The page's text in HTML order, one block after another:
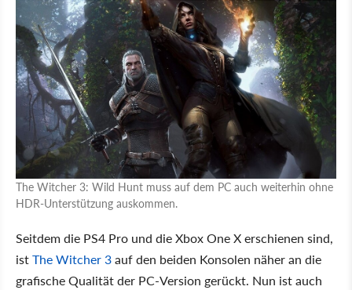
The Witcher 3: Wild Hunt muss auf dem PC auch weiterhin ohne
HDR-Unterstützung auskommen.
Seitdem die PS4 Pro und die Xbox One X erschienen sind,
istThe Witcher 3auf den beiden Konsolen näher an die
grafische Qualität der PC-Version gerückt. Nun ist auch